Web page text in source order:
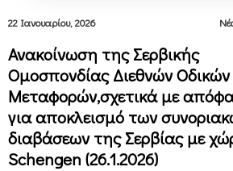
22 Ιανουαρίου, 2026
Ανακοίνωση της Σερβικής
Ομοσπονδίας Διεθνών Οδικών
Μεταφορών,σχετικά με
για αποκλεισμό των
διαβάσεων της Σερβίας με
Schengen (26.1.2026)